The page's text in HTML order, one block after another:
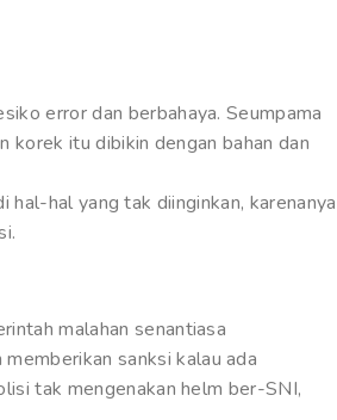
error dan berbahaya. Seumpama
itu dibikin dengan bahan dan
hal yang tak diinginkan, karenanya
malahan senantiasa
sanksi kalau ada
tak mengenakan helm ber-SNI,